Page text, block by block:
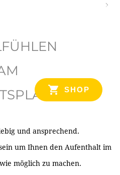
SHOP
und ansprechend.
um Ihnen den Aufenthalt im
möglich zu machen.